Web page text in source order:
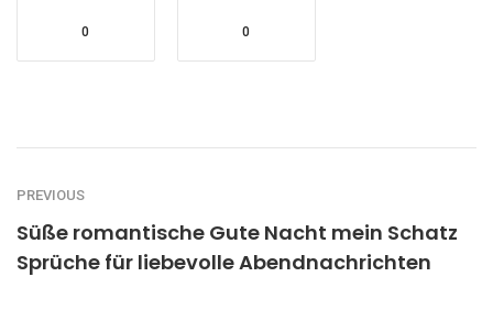
0 0
PREVIOUS
Süße romantische Gute Nacht mein Schatz
Sprüche für liebevolle Abendnachrichten